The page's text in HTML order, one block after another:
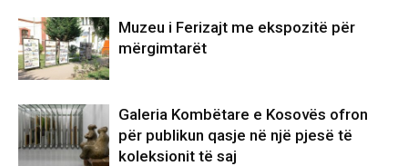
Muzeu i Ferizajt me ekspozitë për
mërgimtarët
Galeria Kombëtare e Kosovës ofron
për publikun qasje në një pjesë të
koleksionit të saj